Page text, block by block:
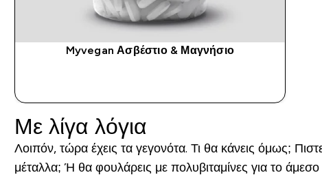
Myvegan Ασβέστιο & Μαγνήσιο
Με λίγα λόγια
Λοιπόν, τώρα έχεις τα γεγονότα. Τι θα κάνεις όμως;
μέταλλα; Ή θα φουλάρεις με πολυβιταμίνες για το